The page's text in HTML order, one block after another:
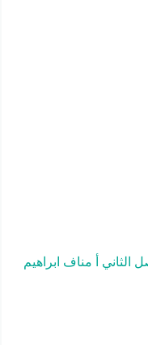
الثاني أ مناف ابراهيم